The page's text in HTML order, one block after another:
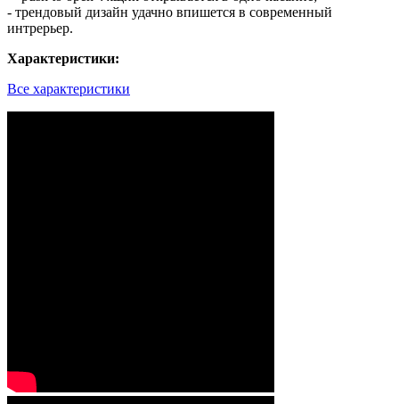
- трендовый дизайн удачно впишется в современный
интрерьер.
Характеристики:
Все характеристики